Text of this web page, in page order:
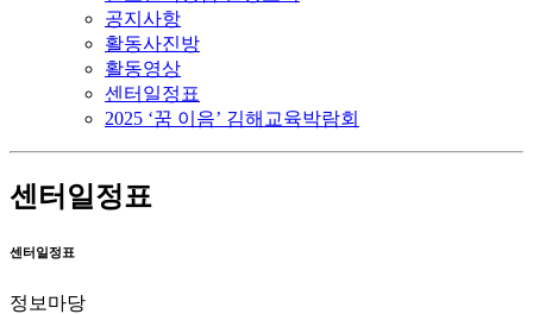
공지사항
활동사진방
활동영상
센터일정표
2025 ‘꿈 이음’ 김해교육박람회
센터일정표
센터일정표
정보마당